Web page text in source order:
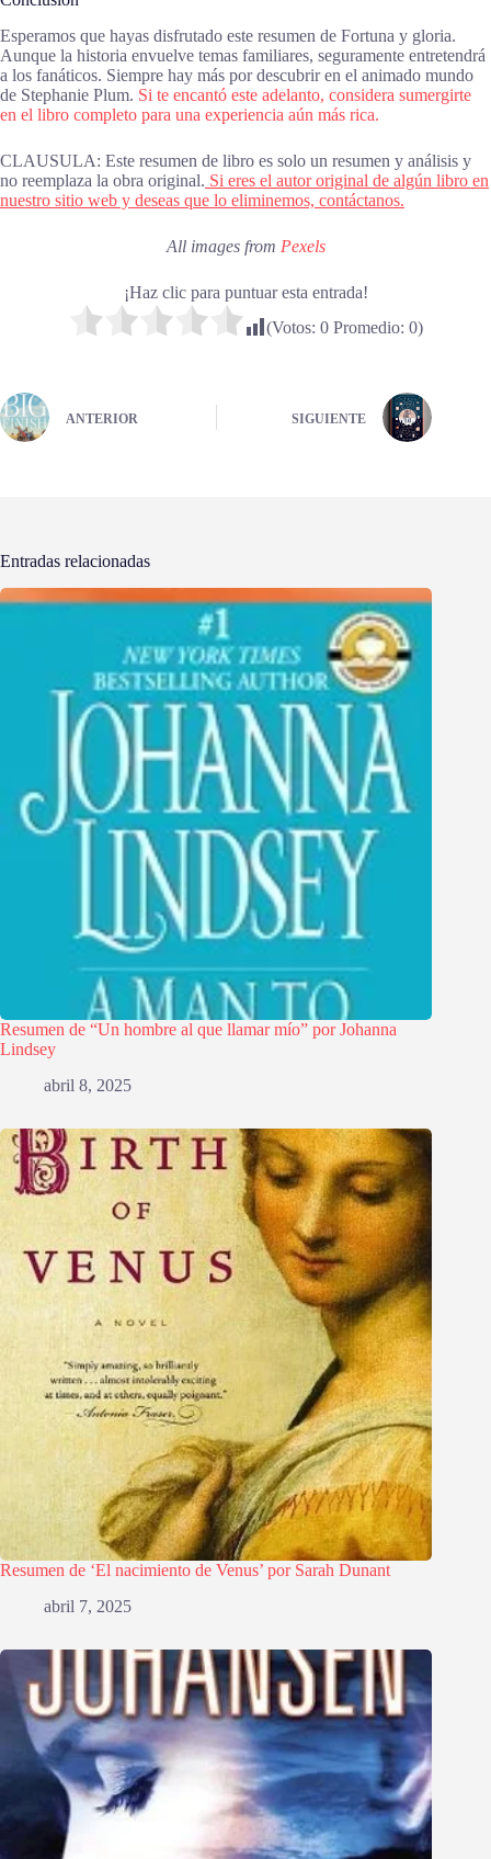
Esperamos que hayas disfrutado este resumen de Fortuna y gloria.
Aunque la historia envuelve temas familiares, seguramente entretendrá
a los fanáticos. Siempre hay más por descubrir en el animado mundo
de Stephanie Plum. Si te encantó este adelanto, considera sumergirte
en el libro completo para una experiencia aún más rica.
CLAUSULA: Este resumen de libro es solo un resumen y análisis y
no reemplaza la obra original. Si eres el autor original de algún libro en
nuestro sitio web y deseas que lo eliminemos, contáctanos.
All images from Pexels
¡Haz clic para puntuar esta entrada!
(Votos: 0Promedio: 0)
ANTERIOR SIGUIENTE
Entradas relacionadas
Resumen de “Un hombre al que llamar mío” por Johanna
Lindsey
abril 8, 2025
Resumen de ‘El nacimiento de Venus’ por Sarah Dunant
abril 7, 2025